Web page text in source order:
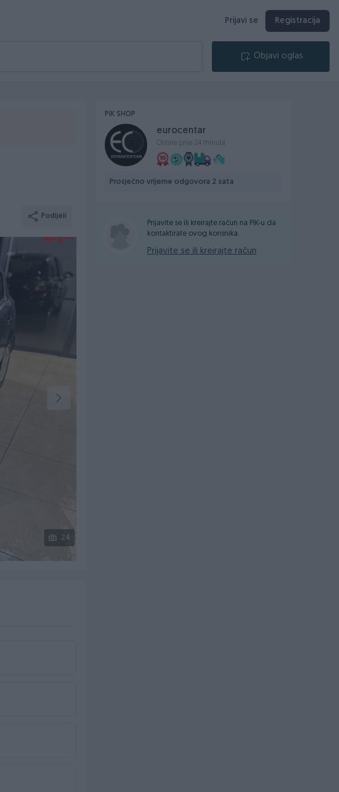
Prijavi se Registracija
Objavi oglas
Podijeli
24
PIK SHOP
eurocentar
Online prije 24 minuta
Prosječno vrijeme odgovora 2 sata
Prijavite se ili kreirajte račun na PIK-u da
kontaktirate ovog korisnika.
Prijavite se ili kreirajte račun